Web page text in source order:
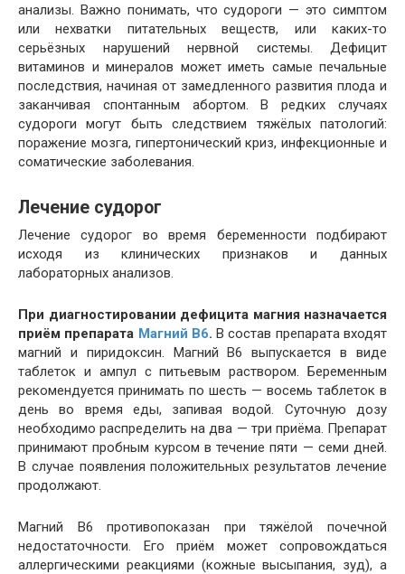
анализы. Важно понимать, что судороги — это симптом
или нехватки питательных веществ, или каких-то
серьёзных нарушений нервной системы. Дефицит
витаминов и минералов может иметь самые печальные
последствия, начиная от замедленного развития плода и
заканчивая спонтанным абортом. В редких случаях
судороги могут быть следствием тяжёлых патологий:
поражение мозга, гипертонический криз, инфекционные и
соматические заболевания.
Лечение судорог
Лечение судорог во время беременности подбирают
исходя из клинических признаков и данных
лабораторных анализов.
При диагностировании дефицита магния назначается
приём препарата Магний В6. В состав препарата входят
магний и пиридоксин. Магний В6 выпускается в виде
таблеток и ампул с питьевым раствором. Беременным
рекомендуется принимать по шесть — восемь таблеток в
день во время еды, запивая водой. Суточную дозу
необходимо распределить на два — три приёма. Препарат
принимают пробным курсом в течение пяти — семи дней.
В случае появления положительных результатов лечение
продолжают.
Магний В6 противопоказан при тяжёлой почечной
недостаточности. Его приём может сопровождаться
аллергическими реакциями (кожные высыпания, зуд), а